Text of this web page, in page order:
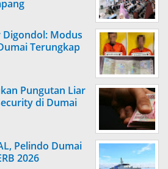
Modus
Terungkap
Pungutan Liar
di Dumai
Pelindo Dumai
2026